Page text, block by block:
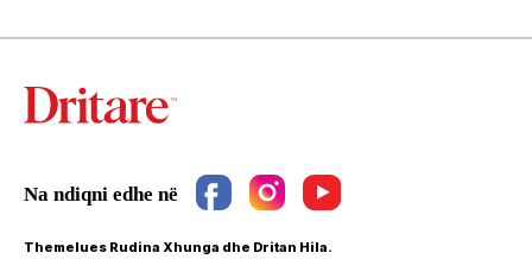
Themelues Rudina Xhunga dhe Dritan Hila.